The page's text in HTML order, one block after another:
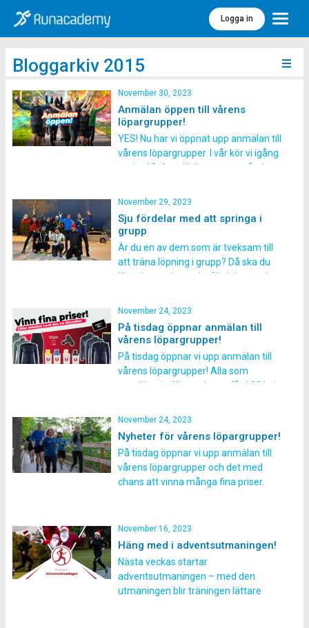
Logga in Meny
Bloggarkiv 2015
November 30, 2023
Anmälan öppen till vårens
löpargrupper!
YES! Nu har vi öppnat upp anmälan till
vårens löpargrupper. I vår kör vi igång
vecka 12. Anmäl dig senast måndag
följande: 3 startplatser till Sthlm
halvmaraton. 2 uppsättningar jacka
och tights från Craft 4 förpackningar
gels från Umara Presentkort 1000 kr
på Stadium Flowgun air […]
November 29, 2023
Sju fördelar med att springa i
grupp
Är du en av dem som är tveksam till
att träna löpning i grupp? Då ska du
läsa dessa sju starka fördelar med
mycket roligare, och lättare,
springa ensam i mörkret Många
upplever tyvärr att det är läskigt att
springa […]
November 24, 2023
På tisdag öppnar anmälan till
vårens löpargrupper!
På tisdag öppnar vi upp anmälan till
vårens löpargrupper! Alla som
anmäler sig första dagen får 100 kr i
december har du chans att vinna fina
maraton, Tjejmilen eller Sthlm
halvmaraton. 2 uppsättningar jacka
och tights från Craft 4 […]
November 24, 2023
Nyheter för vårens löpargrupper!
På tisdag öppnar vi upp anmälan till
vårens löpargrupper och det med
chans att vinna många fina priser.
även många spännande nyheter för
våren som gör att du som tränat med
oss tidigare också får testa […]
November 16, 2023
Häng med i adventsutmaningen!
Nästa veckas startar
adventsutmaningen – med den
utmaningen blir träningen lättare